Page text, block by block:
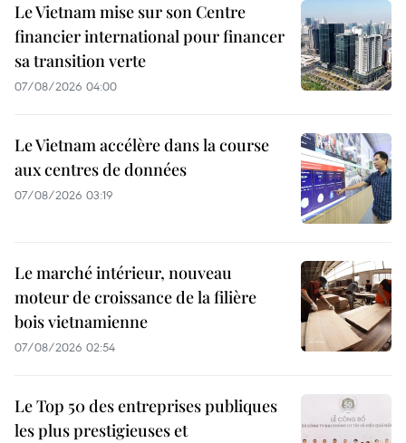
Le Vietnam mise sur son Centre
financier international pour financer
sa transition verte
07/08/2026 04:00
Le Vietnam accélère dans la course
aux centres de données
07/08/2026 03:19
Le marché intérieur, nouveau
moteur de croissance de la filière
bois vietnamienne
07/08/2026 02:54
Le Top 50 des entreprises publiques
les plus prestigieuses et